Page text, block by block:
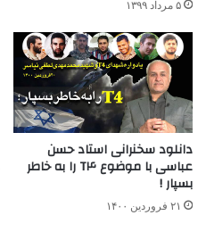
۵ مرداد ۱۳۹۹
دانلود سخنرانی استاد حسن
عباسی با موضوع T۴ را به خاطر
بسپار !
۲۱ فروردین ۱۴۰۰